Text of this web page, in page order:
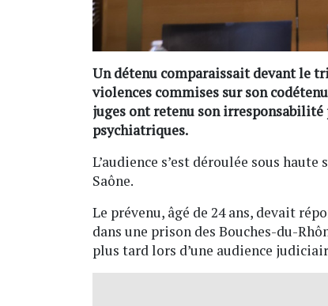
Un détenu comparaissait devant le
violences commises sur son
juges ont retenu son irresponsabilité
psychiatriques.
L’audience s’est déroulée sous
Saône.
Le prévenu, âgé de 24 ans, devait
dans une prison des Bouches-du-
plus tard lors d’une audience